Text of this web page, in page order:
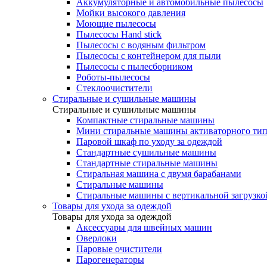
Аккумуляторные и автомобильные пылесосы
Мойки высокого давления
Моющие пылесосы
Пылесосы Hand stick
Пылесосы с водяным фильтром
Пылесосы с контейнером для пыли
Пылесосы с пылесборником
Роботы-пылесосы
Стеклоочистители
Стиральные и сушильные машины
Стиральные и сушильные машины
Компактные стиральные машины
Мини стиральные машины активаторного
Паровой шкаф по уходу за одеждой
Стандартные сушильные машины
Стандартные стиральные машины
Стиральная машина с двумя барабанами
Стиральные машины
Стиральные машины с вертикальной
Товары для ухода за одеждой
Товары для ухода за одеждой
Аксессуары для швейных машин
Оверлоки
Паровые очистители
Парогенераторы